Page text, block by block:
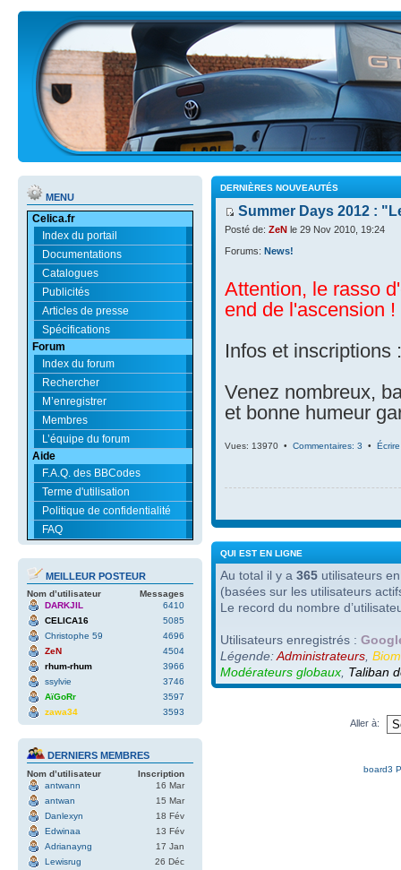
MENU
Celica.fr
Index du portail
Documentations
Catalogues
Publicités
Articles de presse
Spécifications
Forum
Index du forum
Rechercher
M’enregistrer
Membres
L’équipe du forum
Aide
F.A.Q. des BBCodes
Terme d'utilisation
Politique de confidentialité
FAQ
MEILLEUR POSTEUR
Nom d’utilisateur
Messages
DARKJIL
6410
CELICA16
5085
Christophe 59
4696
ZeN
4504
rhum-rhum
3966
ssylvie
3746
AïGoRr
3597
zawa34
3593
DERNIERS MEMBRES
Nom d’utilisateur
Inscription
antwann
16 Mar
antwan
15 Mar
Danlexyn
18 Fév
Edwinaa
13 Fév
Adrianayng
17 Jan
Lewisrug
26 Déc
DERNIÈRES NOUVEAUTÉS
Summer Days 2012 :
Posté de: ZeN le 29 Nov 2010, 19:24
Forums: News!
Attention, le rasso
end de l'ascension !
Infos et inscriptions
Venez nombreux,
et bonne humeur
Vues: 13970 • Commentaires: 3 •
QUI EST EN LIGNE
Au total il y a 365 utilisateurs
(basées sur les utilisateurs
Le record du nombre
Utilisateurs enregistrés :
Légende:Administrateurs
Modérateurs globaux Taliban
Aller à:
board3